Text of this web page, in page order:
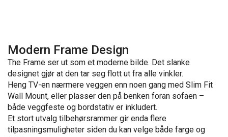
Modern Frame Design
The Frame ser ut som et moderne bilde. Det slanke
designet gjør at den tar seg flott ut fra alle vinkler.
Heng TV-en nærmere veggen enn noen gang med Slim Fit
Wall Mount, eller plasser den på benken foran sofaen –
både veggfeste og bordstativ er inkludert.
Et stort utvalg tilbehørsrammer gir enda flere
tilpasningsmuligheter siden du kan velge både farge og